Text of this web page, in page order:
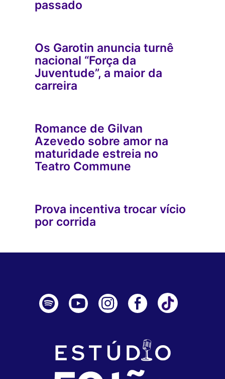
passado
Os Garotin anuncia turnê
nacional “Força da
Juventude”, a maior da
carreira
Romance de Gilvan
Azevedo sobre amor na
maturidade estreia no
Teatro Commune
Prova incentiva trocar vício
por corrida